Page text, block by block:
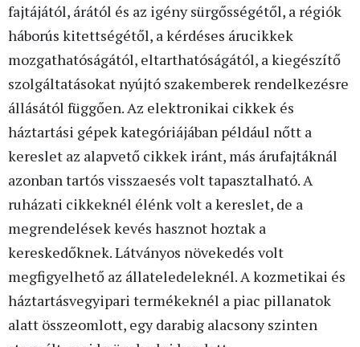
fajtájától, árától és az igény sürgősségétől, a régiók
háborús kitettségétől, a kérdéses árucikkek
mozgathatóságától, eltarthatóságától, a kiegészítő
szolgáltatásokat nyújtó szakemberek rendelkezésre
állásától függően. Az elektronikai cikkek és
háztartási gépek kategóriájában például nőtt a
kereslet az alapvető cikkek iránt, más árufajtáknál
azonban tartós visszaesés volt tapasztalható. A
ruházati cikkeknél élénk volt a kereslet, de a
megrendelések kevés hasznot hoztak a
kereskedőknek. Látványos növekedés volt
megfigyelhető az állateledeleknél. A kozmetikai és
háztartásvegyipari termékeknél a piac pillanatok
alatt összeomlott, egy darabig alacsony szinten